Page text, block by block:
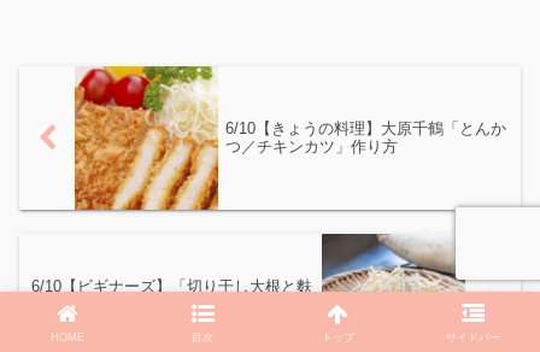
6/10【きょうの料理】大原千鶴「とんか
つ／チキンカツ」作り方
6/10【ビギナーズ】「切り干し大根と麩
の煮物／切干大根といかくんの即席漬
け」
HOME 目次 トップ サイドバー